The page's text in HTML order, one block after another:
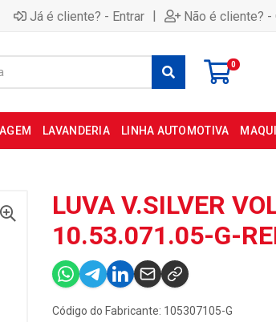
Já é cliente? - Entrar | Não é cliente? -
0
LAVANDERIA LINHA AUTOMOTIVA
LUVA V.SILVER
10.53.071.05-G-
Código do Fabricante: 105307105-G